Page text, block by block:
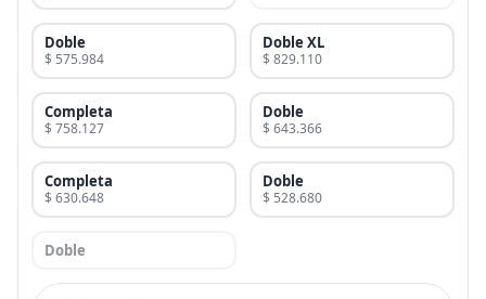
Doble
$ 575.984
Doble XL
$ 829.110
Completa
$ 758.127
Doble
$ 643.366
Completa
$ 630.648
Doble
$ 528.680
Doble